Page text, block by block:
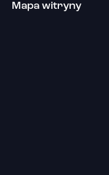
Mapa witryny